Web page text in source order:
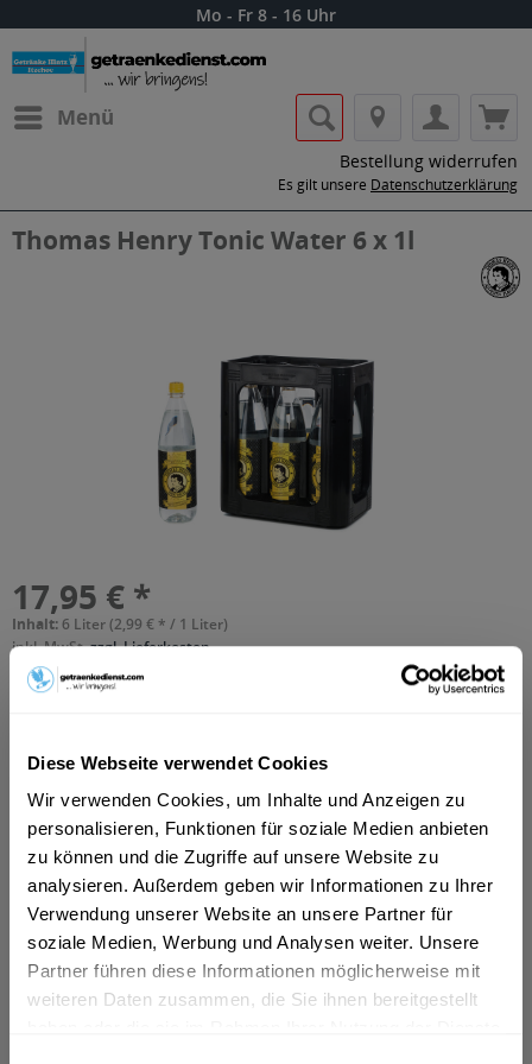
Diese Webseite verwendet Cookies
Wir verwenden Cookies, um Inhalte und Anzeigen zu
personalisieren, Funktionen für soziale Medien anbieten
zu können und die Zugriffe auf unsere Website zu
analysieren. Außerdem geben wir Informationen zu Ihrer
Verwendung unserer Website an unsere Partner für
soziale Medien, Werbung und Analysen weiter. Unsere
Partner führen diese Informationen möglicherweise mit
weiteren Daten zusammen, die Sie ihnen bereitgestellt
Mo - Fr 8 - 16 Uhr
Menü
Bestellung widerrufen
Es gilt unsere Datenschutzerklärung
Thomas Henry Tonic Water 6 x 1l
17,95 € *
Inhalt: 6 Liter (2,99 € * / 1 Liter)
inkl. MwSt.zzgl. Lieferkosten
Vorrätig
In den
Warenkorb
Hinzugefügt
Artikel-Nr.: 10142
Beschreibung
"Vom medizinischen Trunk zum König der Filler. Heiß,
feucht und voller Mücken: Die Gentlemen...mehr